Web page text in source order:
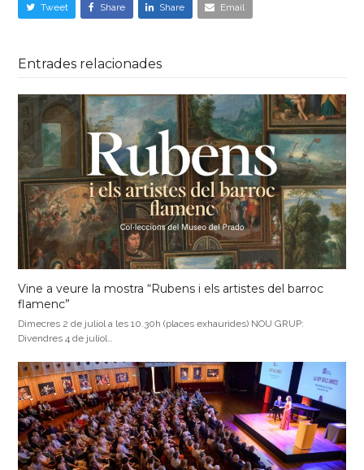
Tweet Share Share Email
Entrades relacionades
Vine a veure la mostra “Rubens i els artistes del barroc
flamenc”
Dimecres 2 de juliol a les 10.30h (places exhaurides) NOU GRUP:
Divendres 4 de juliol…